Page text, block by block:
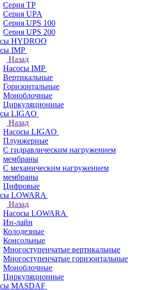
Серия TP
Серия UPA
Серия UPS 100
Серия UPS 200
HYDROO
IMP
Назад
Насосы IMP
Вертикальные
Горизонтальные
Моноблочные
Циркуляционные
LIGAO
Назад
Насосы LIGAO
Плунжерные
С гидравлическим нагружением
мембраны
С механическим нагружением
мембраны
Цифровые
LOWARA
Назад
Насосы LOWARA
Ин-лайн
Колодезные
Консольные
Многоступенчатые вертикальные
Многоступенчатые горизонтальные
Моноблочные
Циркуляционные
MASDAF